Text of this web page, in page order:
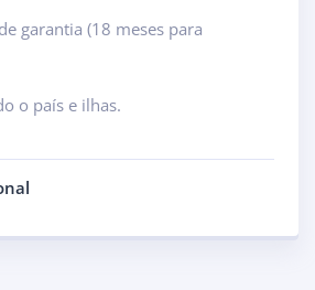
garantia (18 meses para
o país e ilhas.